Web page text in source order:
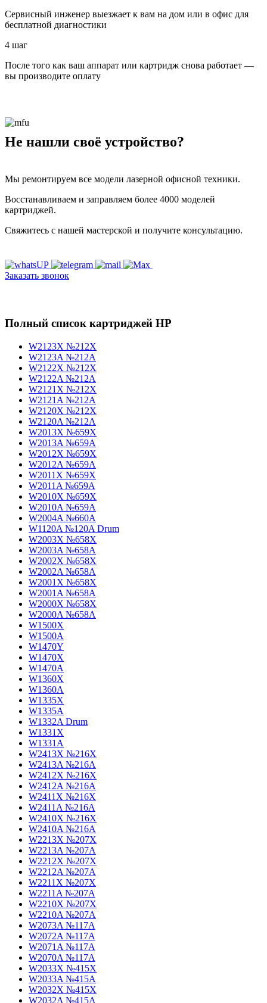
Сервисный инженер выезжает к вам на дом или в офис для
бесплатной диагностики
4 шаг
После того как ваш аппарат или картридж снова работает —
вы производите оплату
Не нашли своё устройство?
Мы ремонтируем все модели лазерной офисной техники.
Восстанавливаем и заправляем более 4000 моделей
картриджей.
Свяжитесь с нашей мастерской и получите консультацию.
Заказать звонок
Полный список картриджей HP
W2123X №212X
W2123A №212A
W2122X №212X
W2122A №212A
W2121X №212X
W2121A №212A
W2120X №212X
W2120A №212A
W2013X №659X
W2013A №659A
W2012X №659X
W2012A №659A
W2011X №659X
W2011A №659A
W2010X №659X
W2010A №659A
W2004A №660A
W1120A №120A Drum
W2003X №658X
W2003A №658A
W2002X №658X
W2002A №658A
W2001X №658X
W2001A №658A
W2000X №658X
W2000A №658A
W1500X
W1500A
W1470Y
W1470X
W1470A
W1360X
W1360A
W1335X
W1335A
W1332A Drum
W1331X
W1331A
W2413X №216X
W2413A №216A
W2412X №216X
W2412A №216A
W2411X №216X
W2411A №216A
W2410X №216X
W2410A №216A
W2213X №207X
W2213A №207A
W2212X №207X
W2212A №207A
W2211X №207X
W2211A №207A
W2210X №207X
W2210A №207A
W2073A №117A
W2072A №117A
W2071A №117A
W2070A №117A
W2033X №415X
W2033A №415A
W2032X №415X
W2032A №415A